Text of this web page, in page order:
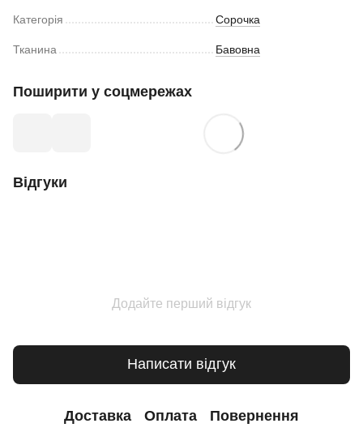
Категорія Сорочка
Тканина Бавовна
Поширити у соцмережах
Відгуки
Додайте перший відгук
Написати відгук
Доставка Оплата Повернення